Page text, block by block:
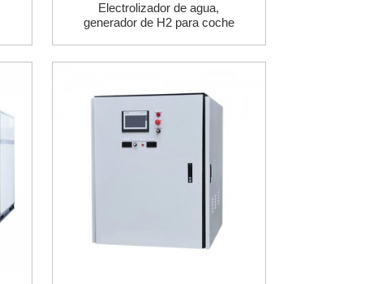
Electrolizador de agua,
generador de H2 para coche